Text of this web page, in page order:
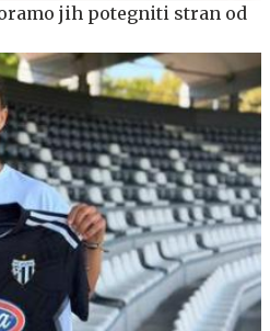
jih potegniti stran od